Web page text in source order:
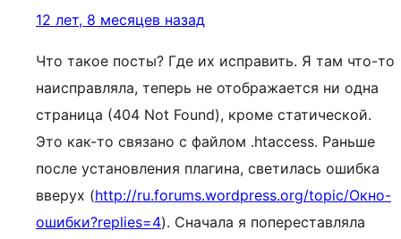
12 лет, 8 месяцев назад
Что такое посты? Где их исправить. Я там что-то
наисправляла, теперь не отображается ни одна
страница (404 Not Found), кроме статической.
Это как-то связано с файлом .htaccess. Раньше
после установления плагина, светилась ошибка
вверух (http://ru.forums.wordpress.org/topic/Окно-
ошибки?replies=4). Сначала я попереставляла